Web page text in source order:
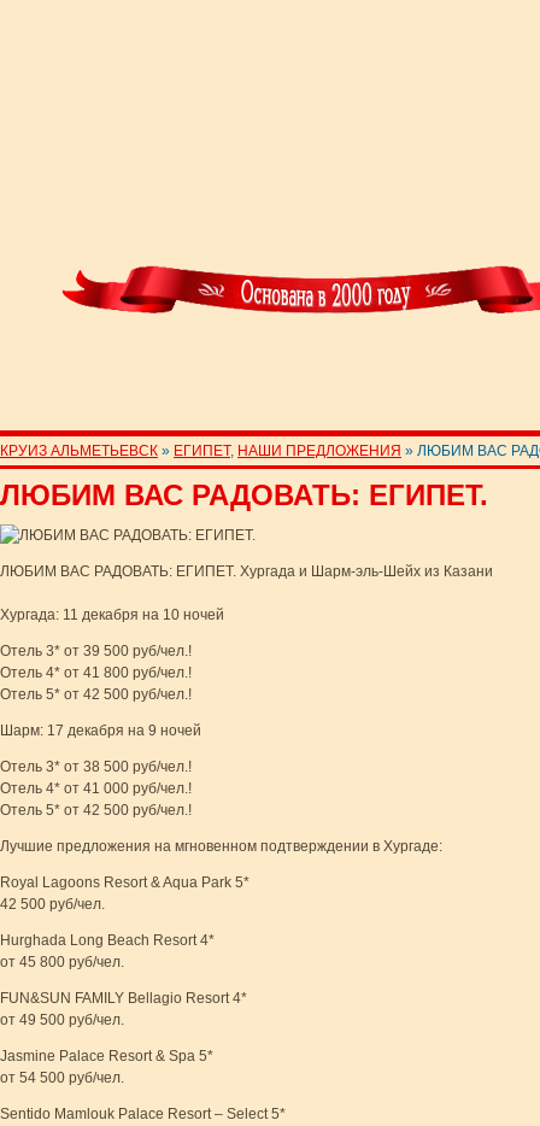
КРУИЗ АЛЬМЕТЬЕВСК » ЕГИПЕТ, НАШИ ПРЕДЛОЖЕНИЯ » ЛЮБИМ ВАС
ЛЮБИМ ВАС РАДОВАТЬ: ЕГИПЕТ.
ЛЮБИМ ВАС РАДОВАТЬ: ЕГИПЕТ. Хургада и Шарм-эль-Шейх из Казани
Хургада: 11 декабря на 10 ночей
Отель 3* от 39 500 руб/чел.!
Отель 4* от 41 800 руб/чел.!
Отель 5* от 42 500 руб/чел.!
Шарм: 17 декабря на 9 ночей
Отель 3* от 38 500 руб/чел.!
Отель 4* от 41 000 руб/чел.!
Отель 5* от 42 500 руб/чел.!
Лучшие предложения на мгновенном подтверждении в Хургаде:
Royal Lagoons Resort & Aqua Park 5*
42 500 руб/чел.
Hurghada Long Beach Resort 4*
от 45 800 руб/чел.
FUN&SUN FAMILY Bellagio Resort 4*
от 49 500 руб/чел.
Jasmine Palace Resort & Spa 5*
от 54 500 руб/чел.
Sentido Mamlouk Palace Resort – Select 5*